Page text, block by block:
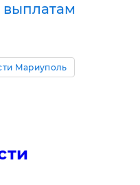
выплатам
Мариуполь